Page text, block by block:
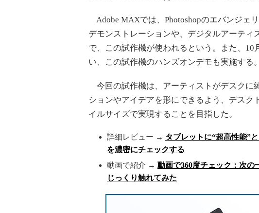
Adobe MAXでは、Photoshopのエバンジェ
デモンストレーションや、デジタルアーティ
で、この試作機が使われるという。また、
い、この試作機のハンズオンデモも実施する。
今回の試作機は、アーティストがデスクに
ションやアイデアを形にできるよう、デスク
イルサイズで実現することを目指した。
詳細レビュー → タブレットに“超高性能”
を濃密にチェックする
動画で紹介 → 動画で360度チェック：次の
じっくり触れてみた